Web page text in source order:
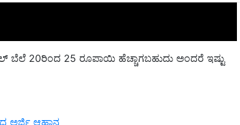
ಬೆಲೆ 20ರಿಂದ 25 ರೂಪಾಯಿ ಹೆಚ್ಚಾಗಬಹುದು ಅಂದರೆ ಇಷ್ಟು
ಅರ್ಜಿ ಆಹ್ವಾನ